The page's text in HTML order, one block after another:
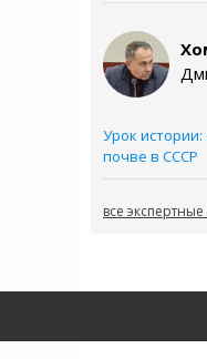
Урок
почве в СССР
все